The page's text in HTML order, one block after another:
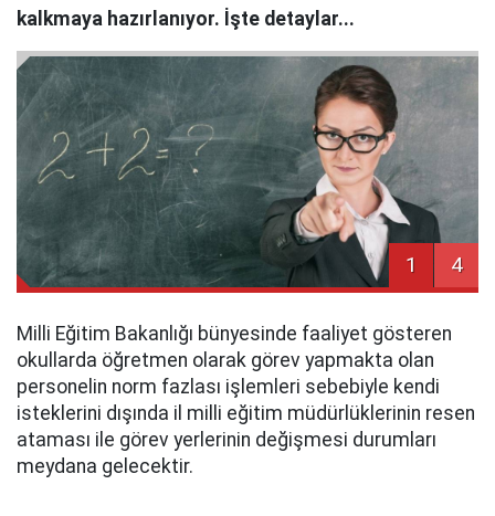
kalkmaya hazırlanıyor. İşte detaylar...
1 4
Milli Eğitim Bakanlığı bünyesinde faaliyet gösteren
okullarda öğretmen olarak görev yapmakta olan
personelin norm fazlası işlemleri sebebiyle kendi
isteklerini dışında il milli eğitim müdürlüklerinin resen
ataması ile görev yerlerinin değişmesi durumları
meydana gelecektir.